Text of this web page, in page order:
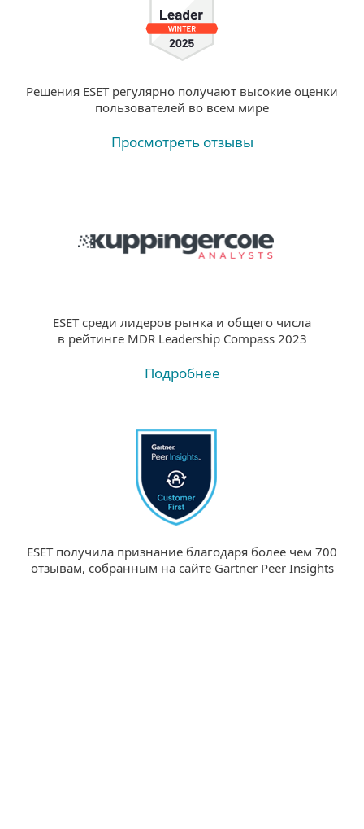
Решения ESET регулярно получают высокие оценки
пользователей во всем мире
Просмотреть отзывы
ESET среди лидеров рынка и общего числа
в рейтинге MDR Leadership Compass 2023
Подробнее
ESET получила признание благодаря более чем 700
отзывам, собранным на сайте Gartner Peer Insights